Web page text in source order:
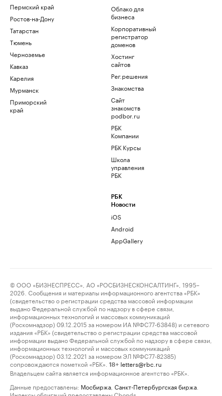
Пермский край
Ростов-на-Дону
Татарстан
Тюмень
Черноземье
Кавказ
Карелия
Мурманск
Приморский
край
Облако для
бизнеса
Корпоративный
регистратор
доменов
Хостинг
сайтов
Рег.решения
Знакомства
Сайт
знакомств
podbor.ru
РБК
Компании
РБК Курсы
Школа
управления
РБК
РБК
Новости
iOS
Android
AppGallery
© ООО «БИЗНЕСПРЕСС», АО «РОСБИЗНЕСКОНСАЛТИНГ», 1995–
2026. Сообщения и материалы информационного агентства «РБК»
(свидетельство о регистрации средства массовой информации
выдано Федеральной службой по надзору в сфере связи,
информационных технологий и массовых коммуникаций
(Роскомнадзор) 09.12.2015 за номером ИА №ФС77-63848) и сетевого
издания «РБК» (свидетельство о регистрации средства массовой
информации выдано Федеральной службой по надзору в сфере связи,
информационных технологий и массовых коммуникаций
(Роскомнадзор) 03.12.2021 за номером ЭЛ №ФС77-82385)
сопровождаются пометкой «РБК».
18+ letters@rbc.ru
Владельцем сайта является информационное агентство «РБК».
Данные предоставлены: Мосбиржа Санкт-Петербургская биржа